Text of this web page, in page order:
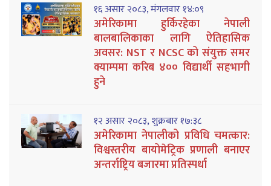
१६ असार २०८३, मंगलवार १४:०९
अमेरिकामा हुर्किरहेका नेपाली
बालबालिकाका लागि ऐतिहासिक
अवसर: NST र NCSC को संयुक्त समर
क्याम्पमा करिब ४०० विद्यार्थी सहभागी
हुने
१२ असार २०८३, शुक्रबार १७:३८
अमेरिकामा नेपालीको प्रविधि चमत्कार:
विश्वस्तरीय बायोमेट्रिक प्रणाली बनाएर
अन्तर्राष्ट्रिय बजारमा प्रतिस्पर्धा